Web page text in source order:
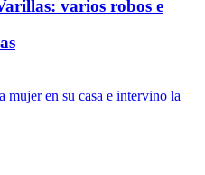
varios robos e